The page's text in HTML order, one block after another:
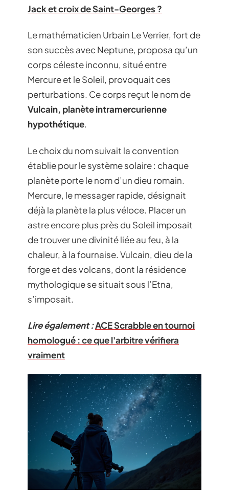
Jack et croix de Saint-Georges ?
Le mathématicien Urbain Le Verrier, fort de
son succès avec Neptune, proposa qu’un
corps céleste inconnu, situé entre
Mercure et le Soleil, provoquait ces
perturbations. Ce corps reçut le nom de
Vulcain, planète intramercurienne
hypothétique.
Le choix du nom suivait la convention
établie pour le système solaire : chaque
planète porte le nom d’un dieu romain.
Mercure, le messager rapide, désignait
déjà la planète la plus véloce. Placer un
astre encore plus près du Soleil imposait
de trouver une divinité liée au feu, à la
chaleur, à la fournaise. Vulcain, dieu de la
forge et des volcans, dont la résidence
mythologique se situait sous l’Etna,
s’imposait.
Lire également :ACE Scrabble en tournoi
homologué : ce que l'arbitre vérifiera
vraiment